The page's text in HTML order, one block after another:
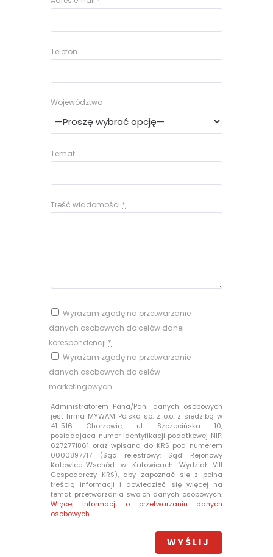
Telefon
Województwo
Temat
Treść wiadomości *
Wyrażam zgodę na przetwarzanie
danych osobowych do celów danej
korespondencji *
Wyrażam zgodę na przetwarzanie
danych osobowych do celów
marketingowych
Administratorem Pana/Pani danych osobowych
jest firma MYWAM Polska sp. z o.o. z siedzibą w
41-516 Chorzowie, ul. Szczecińska 10,
posiadająca numer identyfikacji podatkowej NIP:
6272771861 oraz wpisana do KRS pod numerem
0000897717 (Sąd rejestrowy: Sąd Rejonowy
Katowice-Wschód w Katowicach Wydział VIII
Gospodarczy KRS), aby zapoznać się z pełną
treścią informacji i dowiedzieć się więcej na
temat przetwarzania swoich danych osobowych.
Więcej informacji o przetwarzaniu danych
osobowych.